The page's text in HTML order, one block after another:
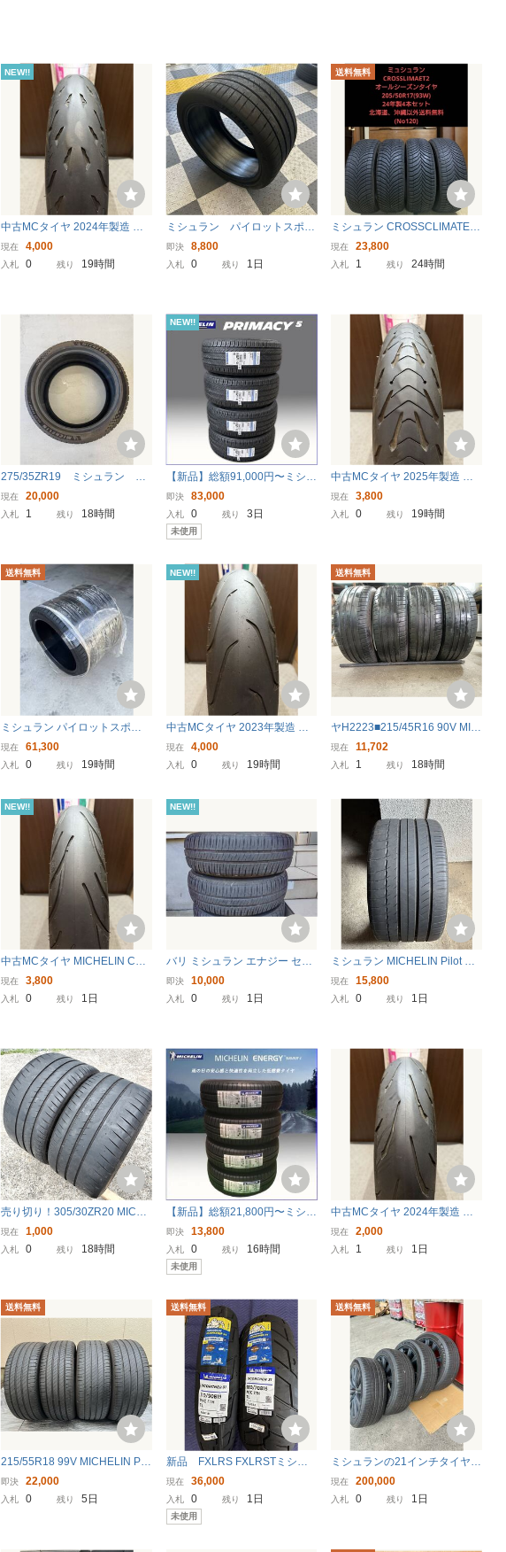
NEW!!
中古MCタイヤ 2024年製造 MI
CHELIN 2CT power5 120/70Z
R17 ミシュラン パワー 120 70
現在 4,000
入札 0 残り 19時間
ミシュラン パイロットスポー
ツ 4S 305/30ZR19 102Y 202
1年
即決 8,800
入札 0 残り 1日
送料無料
ミシュラン CROSSCLIMATE 2
205/50R17 93W 2024年製 オ
ールシーズンタイヤ 4本セット
現在 23,800
入札 1 残り 24時間
275/35ZR19 ミシュラン パ
イロットスポーツ5 2023年
製 2本セット
現在 20,000
入札 1 残り 18時間
NEW!!
【新品】総額91,000円〜ミシュ
ランプライマシー5 215/45R17
91W XL 26年製造 4本セット送
料別途8,000円 在庫品即日発送
可能
即決 83,000
入札 0 残り 3日
未使用
中古MCタイヤ 2025年製造 MI
CHELIN 2CT ROAD5 A 120/70
ZR17 ミシュラン ロード5 120
現在 3,800
入札 0 残り 19時間
送料無料
ミシュラン パイロットスポー
ツ 4S 295/35ZR21x2本セット
本州送料込み
現在 61,300
入札 0 残り 19時間
NEW!!
中古MCタイヤ 2023年製造 MI
CHELIN SCORCHER“11” HAR
LEY-DAVIDSON 130/60B21 ミ
現在 4,000
入札 0 残り 19時間
送料無料
ヤH2223■215/45R16 90V MIC
HELIN Pilot Sport 3 4本価格条
件付送料無料 夏”22年 残溝4.4
現在 11,702
入札 1 残り 18時間
NEW!!
中古MCタイヤ MICHELIN CO
MMANDERⅢ CRUISER 100/9
0B19 ミシュラン コマンダー 1
現在 3,800
入札 0 残り 1日
NEW!!
バリ ミシュラン エナジー セイ
バー４ 155/65R14 ( 中古4本セ
ット2022年製 )
即決 10,000
入札 0 残り 1日
ミシュラン MICHELIN Pilot Sp
ort PS2 305/30R19 N2 2024年
製 1本
現在 15,800
入札 0 残り 1日
売り切り！305/30ZR20 MICHE
LIN PILOT SPORT CUP 2 2本
2019年 180TW ポルシェ コル
現在 1,000
入札 0 残り 18時間
【新品】総額21,800円〜ミシュ
ランエナジーセイバー4 155/65
R14 26年製造 4本セット送料別
途8,000円 在庫品即日発送可能
即決 13,800
入札 0 残り 16時間
未使用
中古MCタイヤ 2024年製造 MI
CHELIN power6 120/70ZR17
ミシュラン パワー 120 70 17 1
現在 2,000
入札 1 残り 1日
送料無料
215/55R18 99V MICHELIN PRI
MACY 4 4本セット 中古タイヤ
ミシュランプライマシー4
即決 22,000
入札 0 残り 5日
送料無料
新品 FXLRS FXLRSTミシュ
ラン SCORCHER 31 110/90B1
9 180/70B16 ハーレー ローラ
イダーS
現在 36,000
入札 0 残り 1日
未使用
送料無料
ミシュランの21インチタイヤ
（サイズ：235/50R21 ） パイ
ロットスポーツ4 SUV（MICHE
現在 200,000
入札 0 残り 1日